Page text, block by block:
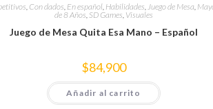
Con dados En español, Habilidades Juego de Mesa
de 8 Años SD Games Visuales
Juego de Mesa Quita Esa Mano – Español
$84,900
Añadir al carrito